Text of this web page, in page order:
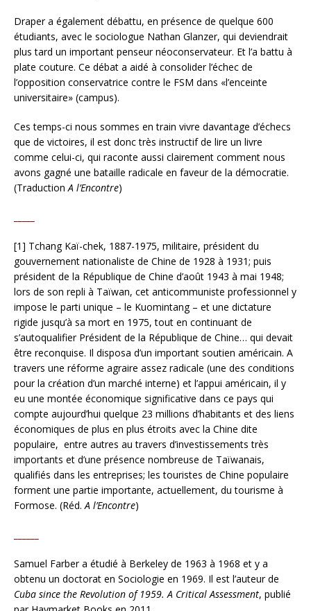
Draper a également débattu, en présence de quelque 600
étudiants, avec le sociologue Nathan Glanzer, qui deviendrait
plus tard un important penseur néoconservateur. Et l’a battu à
plate couture. Ce débat a aidé à consolider l’échec de
l’opposition conservatrice contre le FSM dans «l’enceinte
universitaire» (campus).
Ces temps-ci nous sommes en train vivre davantage d’échecs
que de victoires, il est donc très instructif de lire un livre
comme celui-ci, qui raconte aussi clairement comment nous
avons gagné une bataille radicale en faveur de la démocratie.
(TraductionA l’Encontre)
[1] Tchang Kaï-chek, 1887-1975, militaire, président du
gouvernement nationaliste de Chine de 1928 à 1931; puis
président de la République de Chine d’août 1943 à mai 1948;
lors de son repli à Taïwan, cet anticommuniste professionnel y
impose le parti unique – le Kuomintang – et une dictature
rigide jusqu’à sa mort en 1975, tout en continuant de
s’autoqualifier Président de la République de Chine… qui devait
être reconquise. Il disposa d’un important soutien américain. A
travers une réforme agraire assez radicale (une des conditions
pour la création d’un marché interne) et l’appui américain, il y
eu une montée économique significative dans ce pays qui
compte aujourd’hui quelque 23 millions d’habitants et des liens
économiques de plus en plus étroits avec la Chine dite
populaire, entre autres au travers d’investissements très
importants et d’une présence nombreuse de Taïwanais,
qualifiés dans les entreprises; les touristes de Chine populaire
forment une partie importante, actuellement, du tourisme à
Formose. (Réd.A l’Encontre)
Samuel Farber a étudié à Berkeley de 1963 à 1968 et y a
obtenu un doctorat en Sociologie en 1969. Il est l’auteur de
Cuba since the Revolution of 1959. A Critical Assessment, publié